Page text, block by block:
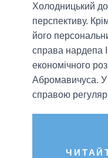
Холодницький
перспективу.
його
справа нардепа
економічного
Абромавичуса. У
справою